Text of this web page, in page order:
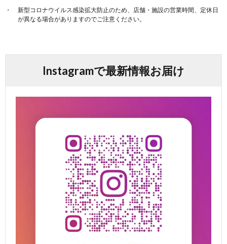
新型コロナウイルス感染拡大防止のため、店舗・施設の営業時間、定休日
が異なる場合がありますのでご注意ください。
Instagramで最新情報お届け